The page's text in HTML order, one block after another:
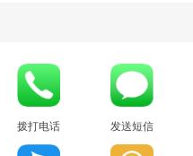
拨打电话 发送短信